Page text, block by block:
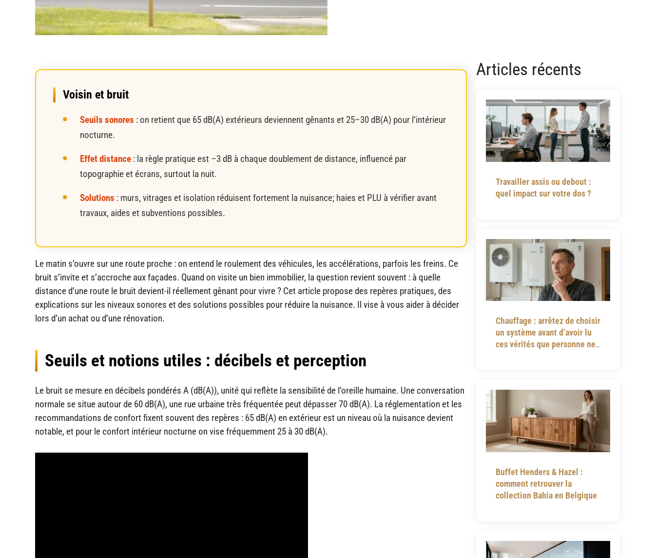
Voisin et bruit
Seuils sonores : on retient que 65 dB(A) extérieurs deviennent gênants et 25–30 dB(A) pour l’intérieur
nocturne.
Effet distance : la règle pratique est –3 dB à chaque doublement de distance, influencé par
topographie et écrans, surtout la nuit.
Solutions : murs, vitrages et isolation réduisent fortement la nuisance; haies et PLU à vérifier avant
travaux, aides et subventions possibles.
Le matin s’ouvre sur une route proche : on entend le roulement des véhicules, les accélérations, parfois les freins. Ce
bruit s’invite et s’accroche aux façades. Quand on visite un bien immobilier, la question revient souvent : à quelle
distance d’une route le bruit devient-il réellement gênant pour vivre ? Cet article propose des repères pratiques, des
explications sur les niveaux sonores et des solutions possibles pour réduire la nuisance. Il vise à vous aider à décider
lors d’un achat ou d’une rénovation.
Seuils et notions utiles : décibels et perception
Le bruit se mesure en décibels pondérés A (dB(A)), unité qui reflète la sensibilité de l’oreille humaine. Une conversation
normale se situe autour de 60 dB(A), une rue urbaine très fréquentée peut dépasser 70 dB(A). La réglementation et les
recommandations de confort fixent souvent des repères : 65 dB(A) en extérieur est un niveau où la nuisance devient
notable, et pour le confort intérieur nocturne on vise fréquemment 25 à 30 dB(A).
Articles récents
Travailler assis ou debout :
quel impact sur votre dos ?
Chauffage : arrêtez de choisir
un système avant d’avoir lu
ces vérités que personne ne
Buffet Henders & Hazel :
comment retrouver la
collection Bahia en Belgique